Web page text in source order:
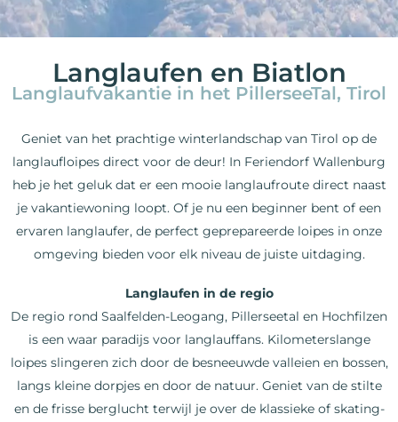
Langlaufen en Biatlon
Langlaufvakantie in het PillerseeTal, Tirol
Geniet van het prachtige winterlandschap van Tirol op de
langlaufloipes direct voor de deur! In Feriendorf Wallenburg
heb je het geluk dat er een mooie langlaufroute direct naast
je vakantiewoning loopt. Of je nu een beginner bent of een
ervaren langlaufer, de perfect geprepareerde loipes in onze
omgeving bieden voor elk niveau de juiste uitdaging.
Langlaufen in de regio
De regio rond Saalfelden-Leogang, Pillerseetal en Hochfilzen
is een waar paradijs voor langlauffans. Kilometerslange
loipes slingeren zich door de besneeuwde valleien en bossen,
langs kleine dorpjes en door de natuur. Geniet van de stilte
en de frisse berglucht terwijl je over de klassieke of skating-